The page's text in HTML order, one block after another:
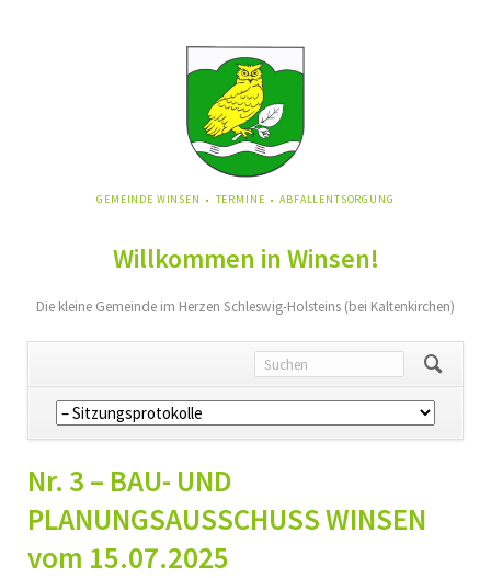
NAVIGATION
GEMEINDE WINSEN TERMINE ABFALLENTSORGUNG
Willkommen in Winsen!
Die kleine Gemeinde im Herzen Schleswig-Holsteins (bei Kaltenkirchen)
Navigation
überspringen
Nr. 3 – BAU- UND
PLANUNGSAUSSCHUSS WINSEN
vom 15.07.2025